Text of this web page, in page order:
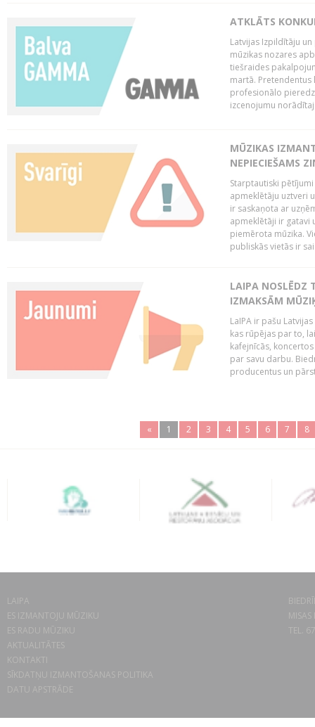
ATKLĀTS
Latvijas Izpildītāju
mūzikas nozares
tiešraides
martā. Pretendentus
profesionālo
izcenojumu
MŪZIKAS
NEPIECIEŠAMS
Starptautiski
apmeklētāju uztveri
ir saskaņota ar
apmeklētāji ir gatavi
piemērota mūzika.
publiskās vietās ir
LAIPA NOSLĒDZ
IZMAKSĀM
LaIPA ir pašu
kas rūpējas par to,
kafejnīcās,
par savu darbu.
producentus un
« 1 2 3 4 5 6 7 8
LAIPA
ES IZMANTOJU MŪZIKU
ES RADU MŪZIKU
AKTUALITĀTES
KONTAKTI
SĪKDATŅU IZMANTOŠANAS POLITIKA
DATU APSTRĀDE
TEL.